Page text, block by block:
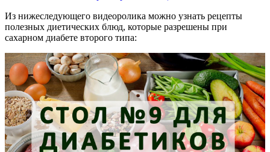
Из нижеследующего видеоролика можно узнать рецепты
полезных диетических блюд, которые разрешены при
сахарном диабете второго типа: